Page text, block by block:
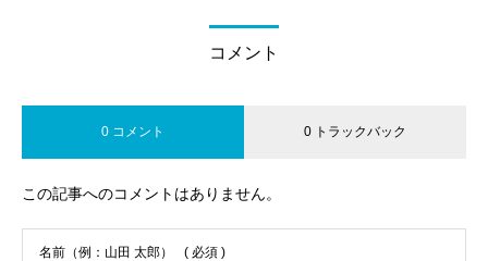
コメント
0 コメント 0 トラックバック
この記事へのコメントはありません。
名前（例：山田 太郎） ( 必須 )